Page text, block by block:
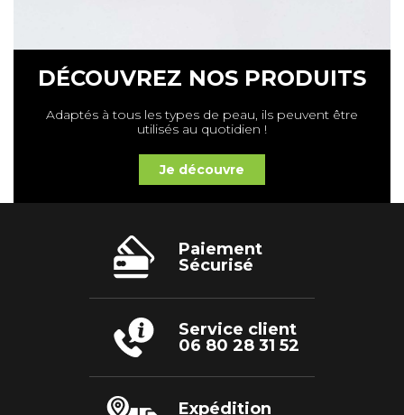
DÉCOUVREZ NOS PRODUITS
Adaptés à tous les types de peau, ils peuvent être
utilisés au quotidien !
Je découvre
Paiement
Sécurisé
Service client
06 80 28 31 52
Expédition